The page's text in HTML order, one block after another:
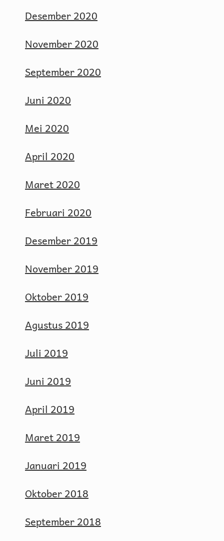
Desember 2020
November 2020
September 2020
Juni 2020
Mei 2020
April 2020
Maret 2020
Februari 2020
Desember 2019
November 2019
Oktober 2019
Agustus 2019
Juli 2019
Juni 2019
April 2019
Maret 2019
Januari 2019
Oktober 2018
September 2018